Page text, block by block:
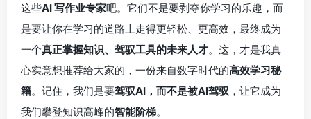
这些AI 写作业专家吧。它们不是要剥夺你学习的乐趣，而
是要让你在学习的道路上走得更轻松、更高效，最终成为
一个真正掌握知识、驾驭工具的未来人才。这，才是我真
心实意想推荐给大家的，一份来自数字时代的高效学习秘
籍。记住，我们是要驾驭AI，而不是被AI驾驭 ，让它成为
我们攀登知识高峰的智能阶梯。